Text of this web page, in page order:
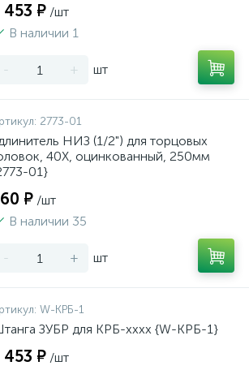
453 ₽ /шт
В наличии 1
- + шт
2773-01
НИЗ (1/2") для торцовых
40Х, оцинкованный, 250мм
01}
₽ /шт
В наличии 35
- + шт
W-КРБ-1
ЗУБР для КРБ-хххх {W-КРБ-1}
453 ₽ /шт